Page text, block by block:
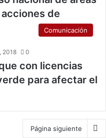
de
Comunicación
2018 0
con licencias
para afectar el
Página siguiente